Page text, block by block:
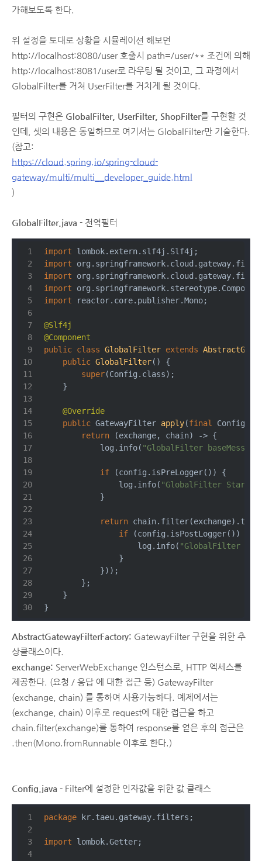
가해보도록 한다.
위 설정을 토대로 상황을 시뮬레이션 해보면
http://localhost:8080/user 호출시 path=/user/** 조건에 의해
http://localhost:8081/user로 라우팅 될 것이고, 그 과정에서
GlobalFilter를 거쳐 UserFilter를 거치게 될 것이다.
필터의 구현은 GlobalFilter, UserFilter, ShopFilter를 구현할 것
인데, 셋의 내용은 동일하므로 여기서는 GlobalFilter만 기술한다.
(참고:
https://cloud.spring.io/spring-cloud-
gateway/multi/multi__developer_guide.html
)
GlobalFilter.java - 전역필터
import lombok.extern.slf4j.Slf4j;
import
import
import
import reactor.core.publisher.Mono;
@Slf4j
@Component
public class GlobalFilter extends
public GlobalFilter()
{
super(Config.class);
    }
@Override
public GatewayFilter apply(final
Config
return (exchange, chain) -> {
            log.info(
"GlobalFilter
if (config.isPreLogger()) {
                log.info(
"GlobalFilter Start:
            }
return
if (config.isPostLogger()) {
                    log.info(
"GlobalFilter
                }
            }));
        };
    }
}
AbstractGatewayFilterFactory: GatewayFilter 구현을 위한 추
상클래스이다.
exchange: ServerWebExchange 인스턴스로, HTTP 엑세스를
제공한다. (요청 / 응답 에 대한 접근 등) GatewayFilter
(exchange, chain) 를 통하여 사용가능하다. 예제에서는
(exchange, chain) 이후로 request에 대한 접근을 하고
chain.filter(exchange)를 통하여 response를 얻은 후의 접근은
.then(Mono.fromRunnable 이후로 한다.)
Config.java - Filter에 설정한 인자값을 위한 값 클래스
package kr.taeu.gateway.filters;
import lombok.Getter;